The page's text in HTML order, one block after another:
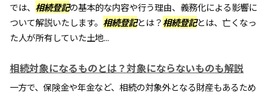
では、 相続登記の基本的な内容や行う理由、義務化による影響に
ついて解説いたします。 相続登記とは？相続登記とは、亡くなっ
た人が所有していた土地...
相続対象になるものとは？対象にならないものも解説
一方で、保険金や年金など、相続の対象外となる財産もあるため